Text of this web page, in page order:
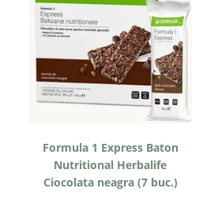
Formula 1 Express Baton
Nutritional Herbalife
Ciocolata neagra (7 buc.)